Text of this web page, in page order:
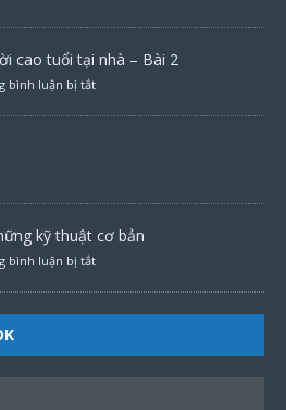
cao tuổi tại nhà – Bài 2
bình luận bị tắt
kỹ thuật cơ bản
bình luận bị tắt